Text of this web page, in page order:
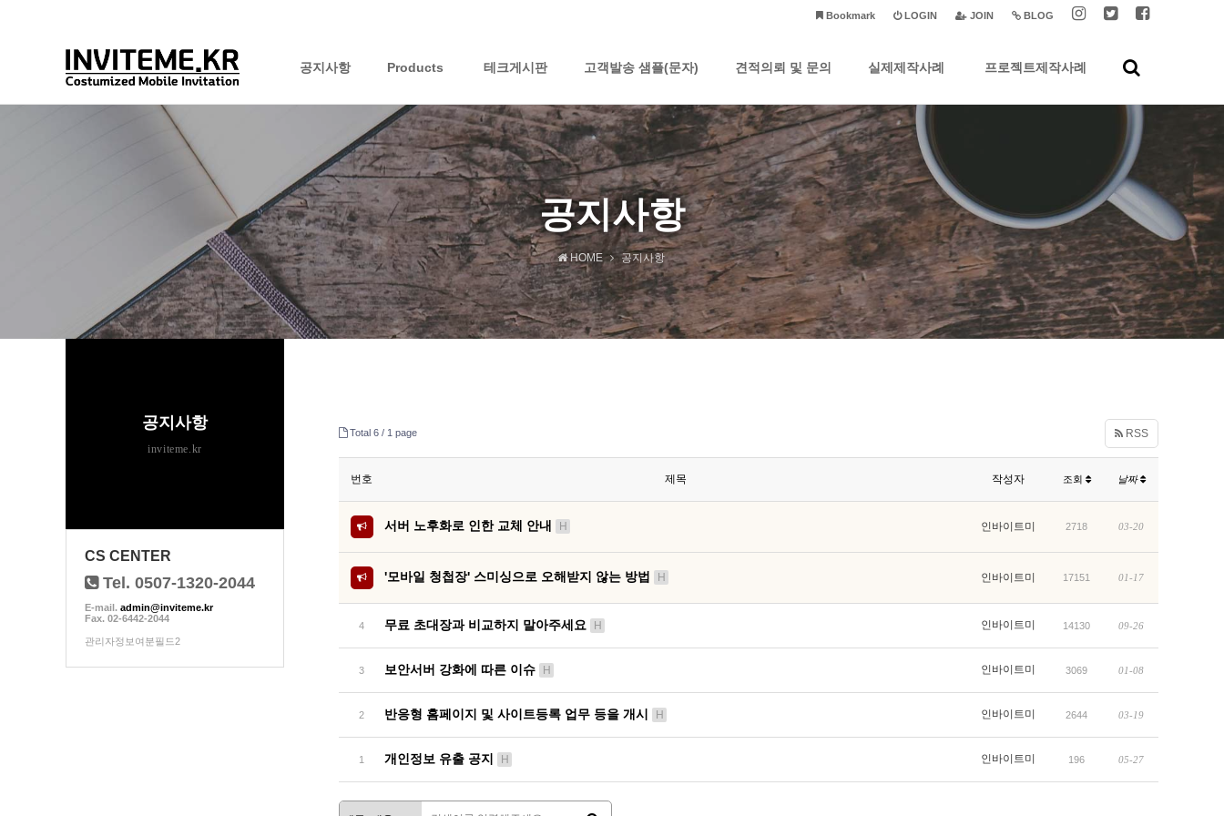
BLOG
JOIN
LOGIN
Bookmark
공지사항 Products 테크게시판 고객발송 샘플(문자) 견적의뢰 및 문의 실제제작사례
하위분류
프로젝트제작사례
공지사항
HOME 공지사항
Total 6 / 1 page RSS
번호 제목 작성자 조회 날짜
서버 노후화로 인한 교체 안내 H 인바이트미 2718 03-20
'모바일 청첩장' 스미싱으로 오해받지 않는 방법 H 인바이트미 17151 01-17
4 무료 초대장과 비교하지 말아주세요 H 인바이트미 14130 09-26
3 보안서버 강화에 따른 이슈 H 인바이트미 3069 01-08
2 반응형 홈페이지 및 사이트등록 업무 등을 개시 H 인바이트미 2644 03-19
1 개인정보 유출 공지 H 인바이트미 196 05-27
공지사항
inviteme.kr
CS CENTER
Tel. 0507-1320-2044
E-mail. admin@inviteme.kr
Fax. 02-6442-2044
관리자정보여분필드2